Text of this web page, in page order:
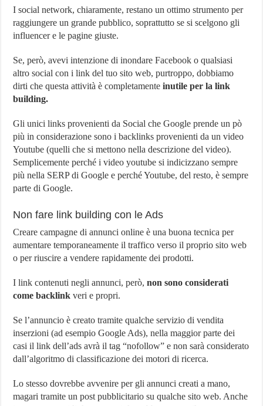
I social network, chiaramente, restano un ottimo strumento per
raggiungere un grande pubblico, soprattutto se si scelgono gli
influencer e le pagine giuste.
Se, però, avevi intenzione di inondare Facebook o qualsiasi
altro social con i link del tuo sito web, purtroppo, dobbiamo
dirti che questa attività è completamenteinutile per la link
building.
Gli unici links provenienti da Social che Google prende un pò
più in considerazione sono i backlinks provenienti da un video
Youtube (quelli che si mettono nella descrizione del video).
Semplicemente perché i video youtube si indicizzano sempre
più nella SERP di Google e perché Youtube, del resto, è sempre
parte di Google.
Non fare link building con le Ads
Creare campagne di annunci online è una buona tecnica per
aumentare temporaneamente il traffico verso il proprio sito web
o per riuscire a vendere rapidamente dei prodotti.
I link contenuti negli annunci, però,non sono considerati
come backlink veri e propri.
Se l’annuncio è creato tramite qualche servizio di vendita
inserzioni (ad esempio Google Ads), nella maggior parte dei
casi il link dell’ads avrà il tag “nofollow” e non sarà considerato
dall’algoritmo di classificazione dei motori di ricerca.
Lo stesso dovrebbe avvenire per gli annunci creati a mano,
magari tramite un post pubblicitario su qualche sito web. Anche